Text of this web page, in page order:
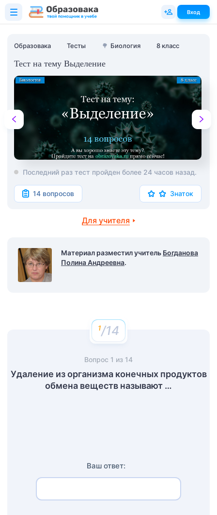
Образовака Тесты 🌳 Биология 8 класс
Тест на тему Выделение
Последний раз тест пройден более 24 часов назад.
14 вопросов Знаток
Для учителя
Материал разместил учитель Богданова
Полина Андреевна.
/14
Вопрос 1 из 14
Удаление из организма конечных продуктов
обмена веществ называют …
Ваш ответ:
Вход